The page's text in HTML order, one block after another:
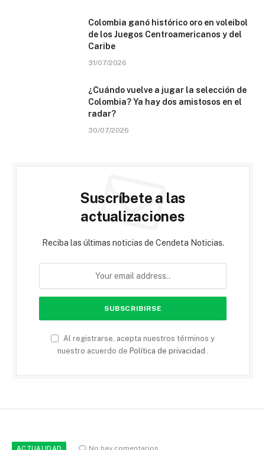
Colombia ganó histórico oro en voleibol
de los Juegos Centroamericanos y del
Caribe
31/07/2026
¿Cuándo vuelve a jugar la selección de
Colombia? Ya hay dos amistosos en el
radar?
30/07/2026
Suscríbete a las
actualizaciones
Reciba las últimas noticias de Cendeta Noticias.
Al registrarse, acepta nuestros términos y
nuestro acuerdo de Política de privacidad
ACTUALIDAD No hay comentarios